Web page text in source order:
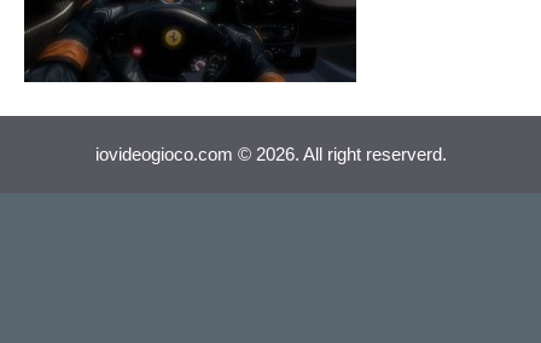
iovideogioco.com © 2026. All right reserverd.